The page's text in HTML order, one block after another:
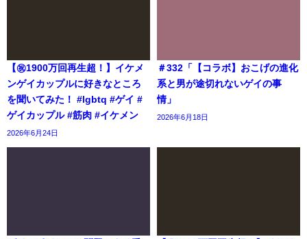
【㊗️1900万回再生超！】イケメ
ンゲイカップルに好きなところ
を聞いてみた！ #lgbtq #ゲイ #
ゲイカップル #筋肉 #イケメン
2026年6月24日
＃332「【コラボ】おこげの進化
系と男が途切れないゲイの事
情」
2026年6月18日